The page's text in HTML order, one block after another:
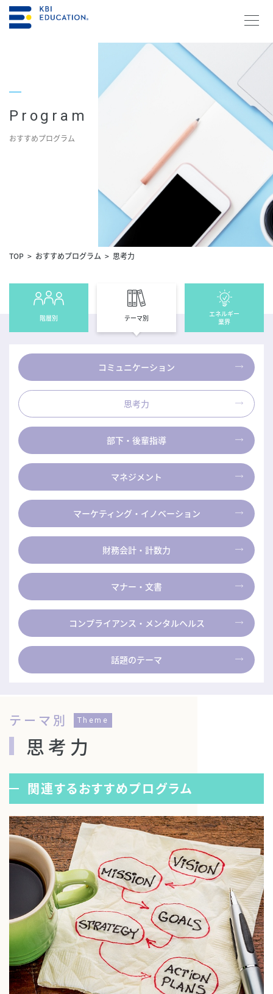
資料請求・お問合せ メルマガ登録
会社概要
06-6631-2265
Program
おすすめプログラム
TOP おすすめプログラム 思考力
階層別 テーマ別
エネルギー
業界
コミュニケーション
思考力
部下・後輩指導
マネジメント
マーケティング・ イノベーション
財務会計・計数力
マナー・文書
コンプライアンス・ メンタルヘルス
話題のテーマ
テーマ別 Theme
思考力
関連するおすすめプログラム